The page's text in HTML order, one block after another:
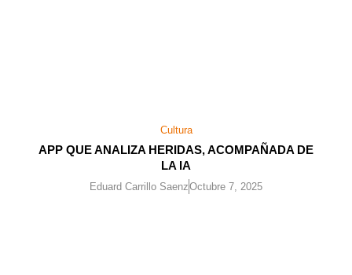
Cultura
APP QUE ANALIZA HERIDAS, ACOMPAÑADA DE
LA IA
Eduard Carrillo SaenzOctubre 7, 2025